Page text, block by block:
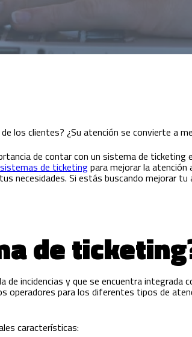
los clientes? ¿Su atención se convierte a
de contar con un sistema de ticketing
sistemas de ticketingpara mejorar la
necesidades. Si estás buscando mejorar
de
incidencias y que se encuentra integrada
operadores para los diferentes tipos de
características: